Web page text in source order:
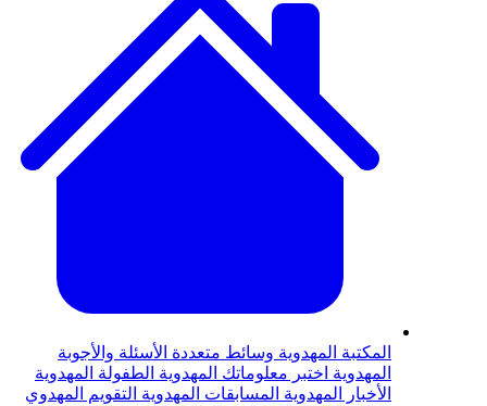
المهدويةوسائط متعددةالأسئلة والأجوبة
اختبر معلوماتك المهدويةالطفولة المهدوية
المهدويةالمسابقات المهدويةالتقويم المهدوي